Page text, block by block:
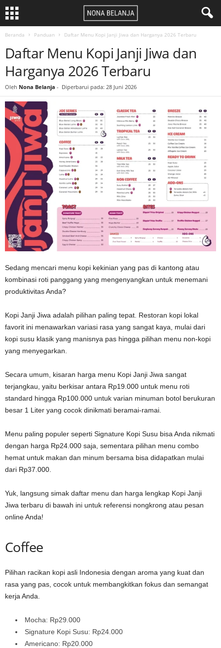
Beranda Panduan Daftar Menu Kopi Janji Jiwa dan Harganya 2026 Terbaru
Daftar Menu Kopi Janji Jiwa dan
Harganya 2026 Terbaru
Oleh Nona Belanja - Diperbarui pada: 28 Juni 2026
Sedang mencari menu kopi kekinian yang pas di kantong atau
kombinasi roti panggang yang mengenyangkan untuk menemani
produktivitas Anda?
Kopi Janji Jiwa adalah pilihan paling tepat. Restoran kopi lokal
favorit ini menawarkan variasi rasa yang sangat kaya, mulai dari
kopi susu klasik yang manisnya pas hingga pilihan menu non-kopi
yang menyegarkan.
Secara umum, kisaran harga menu Kopi Janji Jiwa sangat
terjangkau, yaitu berkisar antara Rp19.000 untuk menu roti
standard hingga Rp100.000 untuk varian minuman botol berukuran
besar 1 Liter yang cocok dinikmati beramai-ramai.
Menu paling populer seperti Signature Kopi Susu bisa Anda nikmati
dengan harga Rp24.000 saja, sementara pilihan menu combo
hemat untuk makan dan minum bersama bisa didapatkan mulai
dari Rp37.000.
Yuk, langsung simak daftar menu dan harga lengkap Kopi Janji
Jiwa terbaru di bawah ini untuk referensi nongkrong atau pesan
online Anda!
Coffee
Pilihan racikan kopi asli Indonesia dengan aroma yang kuat dan
rasa yang pas, cocok untuk membangkitkan fokus dan semangat
kerja Anda.
Mocha: Rp29.000
Signature Kopi Susu: Rp24.000
Americano: Rp20.000